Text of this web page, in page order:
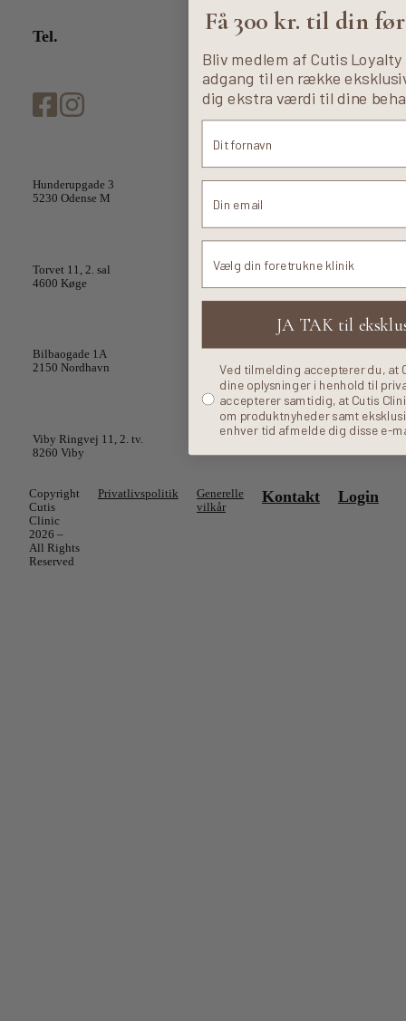
Tel.
Hunderupgade 3
5230 Odense M
Torvet 11, 2. sal
4600 Køge
Bilbaogade 1A
2150 Nordhavn
Viby Ringvej 11, 2. tv.
8260 Viby
Copyright
Cutis
Clinic
2026 –
All Rights
Reserved
Privatlivspolitik
Generelle
vilkår
Kontakt Login
Få 300 kr. til din
Bliv medlem af Cutis
adgang til en række
dig ekstra værdi til dine
Foretrukne klinik
JA TAK til
Ved tilmelding accepterer du, at
dine oplysninger i henhold til
accepterer samtidig, at Cutis
om produktnyheder samt
enhver tid afmelde dig disse e-